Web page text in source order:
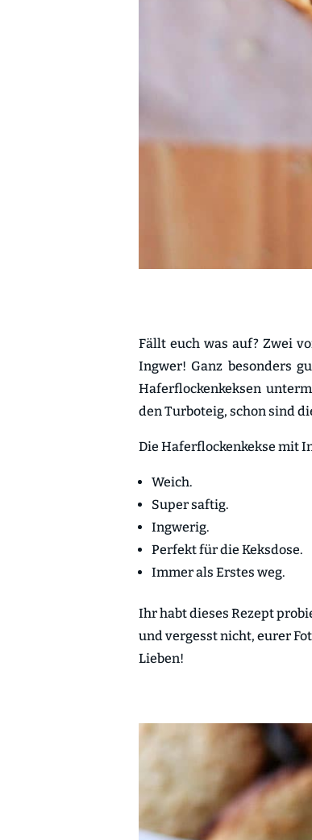
Fällt euch was auf? Zwei
Ingwer! Ganz besonders
Haferflockenkeksen
den Turboteig, schon sind
Die Haferflockenkekse mit
Weich.
Super saftig.
Ingwerig.
Perfekt für die Keksdose.
Immer als Erstes weg.
Ihr habt dieses Rezept
und vergesst nicht, eurer
Lieben!